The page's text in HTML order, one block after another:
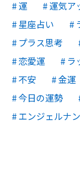
運
運気ア
星座占い
プラス思考
恋愛運
ラ
不安
金運
今日の運勢
エンジェルナ